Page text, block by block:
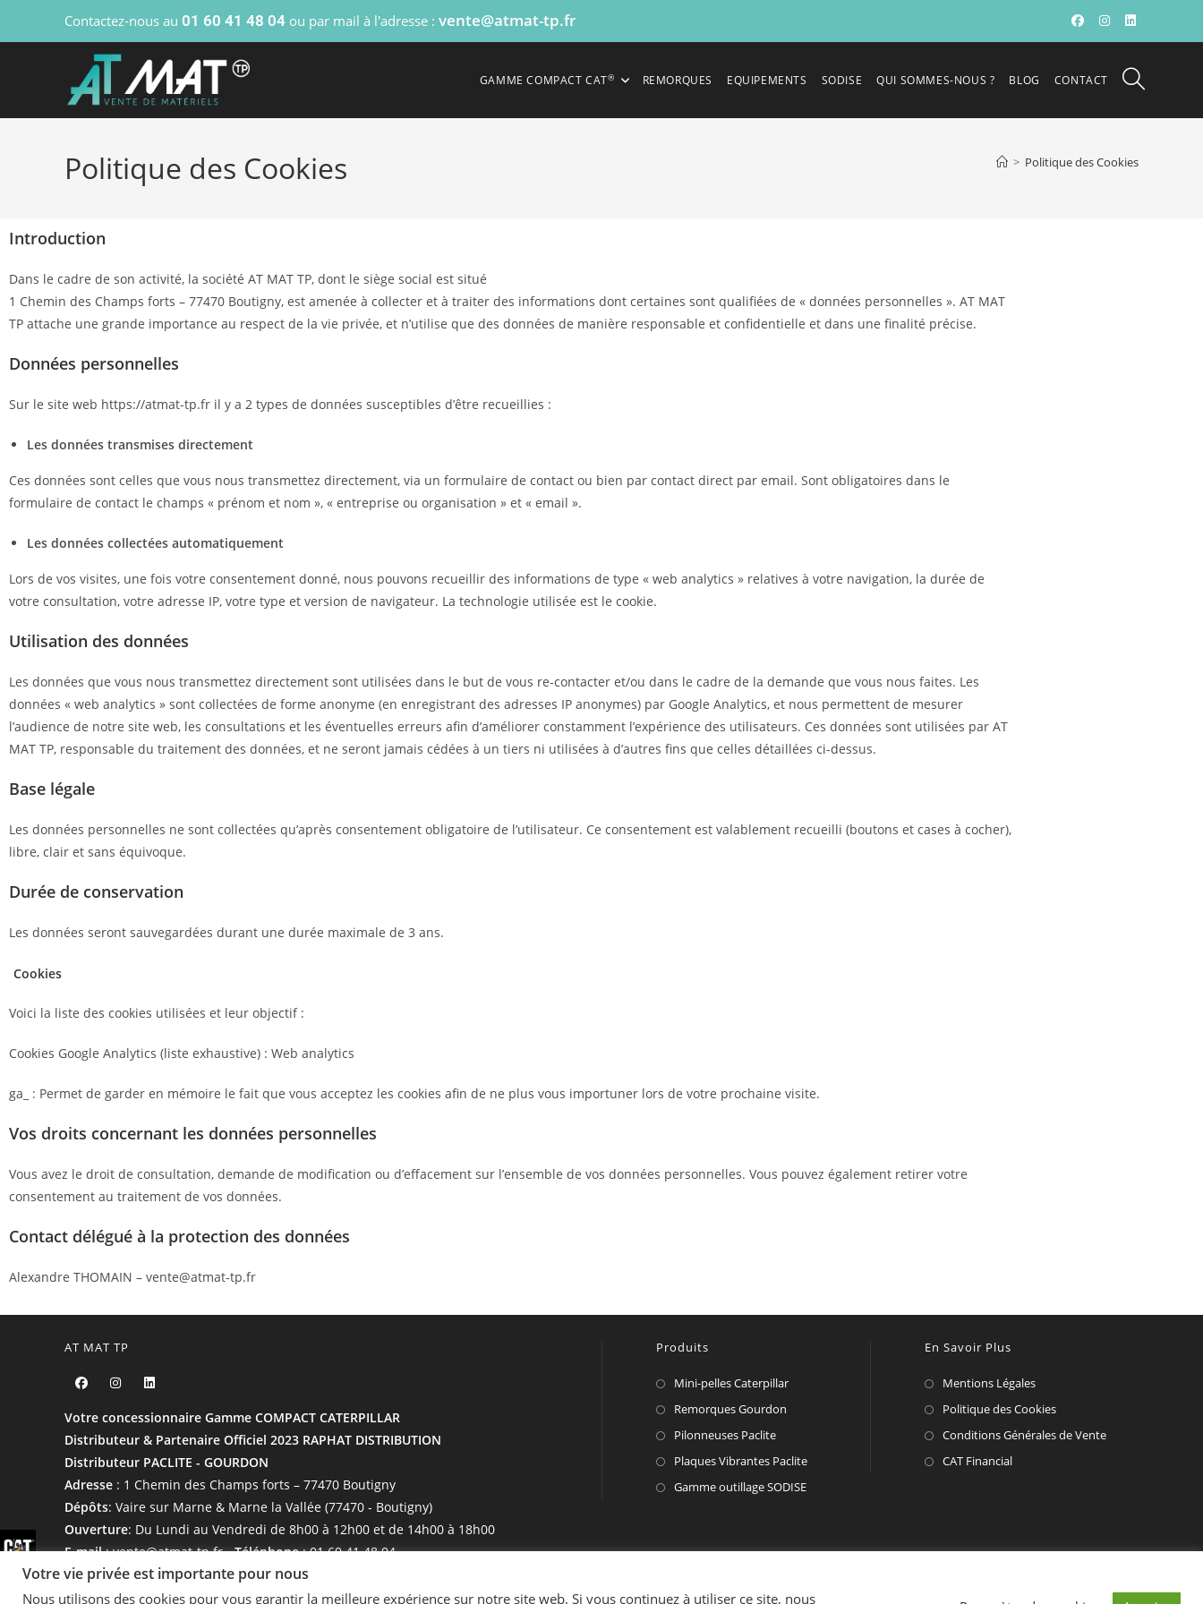
Contactez-nous au 01 60 41 48 04 ou par mail à l'adresse : vente@atmat-tp.fr
GAMME COMPACT CAT® REMORQUES EQUIPEMENTS SODISE QUI SOMMES-NOUS ? BLOG CONTACT
Politique des Cookies > Politique des Cookies
Introduction
Dans le cadre de son activité, la société AT MAT TP, dont le siège social est situé
1 Chemin des Champs forts – 77470 Boutigny, est amenée à collecter et à traiter des informations dont certaines sont qualifiées de « données personnelles ». AT MAT
TP attache une grande importance au respect de la vie privée, et n’utilise que des données de manière responsable et confidentielle et dans une finalité précise.
Données personnelles
Sur le site web https://atmat-tp.fr il y a 2 types de données susceptibles d’être recueillies :
Les données transmises directement
Ces données sont celles que vous nous transmettez directement, via un formulaire de contact ou bien par contact direct par email. Sont obligatoires dans le
formulaire de contact le champs « prénom et nom », « entreprise ou organisation » et « email ».
Les données collectées automatiquement
Lors de vos visites, une fois votre consentement donné, nous pouvons recueillir des informations de type « web analytics » relatives à votre navigation, la durée de
votre consultation, votre adresse IP, votre type et version de navigateur. La technologie utilisée est le cookie.
Utilisation des données
Les données que vous nous transmettez directement sont utilisées dans le but de vous re-contacter et/ou dans le cadre de la demande que vous nous faites. Les
données « web analytics » sont collectées de forme anonyme (en enregistrant des adresses IP anonymes) par Google Analytics, et nous permettent de mesurer
l’audience de notre site web, les consultations et les éventuelles erreurs afin d’améliorer constamment l’expérience des utilisateurs. Ces données sont utilisées par AT
MAT TP, responsable du traitement des données, et ne seront jamais cédées à un tiers ni utilisées à d’autres fins que celles détaillées ci-dessus.
Base légale
Les données personnelles ne sont collectées qu’après consentement obligatoire de l’utilisateur. Ce consentement est valablement recueilli (boutons et cases à cocher),
libre, clair et sans équivoque.
Durée de conservation
Les données seront sauvegardées durant une durée maximale de 3 ans.
Cookies
Voici la liste des cookies utilisées et leur objectif :
Cookies Google Analytics (liste exhaustive) : Web analytics
ga_ : Permet de garder en mémoire le fait que vous acceptez les cookies afin de ne plus vous importuner lors de votre prochaine visite.
Vos droits concernant les données personnelles
Vous avez le droit de consultation, demande de modification ou d’effacement sur l’ensemble de vos données personnelles. Vous pouvez également retirer votre
consentement au traitement de vos données.
Contact délégué à la protection des données
Alexandre THOMAIN – vente@atmat-tp.fr
AT MAT TP
Votre concessionnaire Gamme COMPACT CATERPILLAR
Distributeur & Partenaire Officiel 2023 RAPHAT DISTRIBUTION
Distributeur PACLITE - GOURDON
Adresse : 1 Chemin des Champs forts – 77470 Boutigny
Dépôts: Vaire sur Marne & Marne la Vallée (77470 - Boutigny)
Ouverture: Du Lundi au Vendredi de 8h00 à 12h00 et de 14h00 à 18h00
E-mail: vente@atmat-tp.fr -Téléphone: 01 60 41 48 04
Produits
Mini-pelles Caterpillar
Remorques Gourdon
Pilonneuses Paclite
Plaques Vibrantes Paclite
Gamme outillage SODISE
En Savoir Plus
Mentions Légales
Politique des Cookies
Conditions Générales de Vente
CAT Financial
Votre vie privée est importante pour nous
Nous utilisons des cookies pour vous garantir la meilleure expérience sur notre site web. Si vous continuez à utiliser ce site, nous